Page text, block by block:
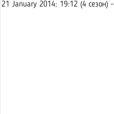
21 January 2014; 19:12 (4 сезон) -